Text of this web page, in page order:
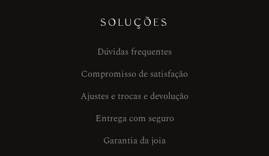
SOLUÇÕES
Dúvidas frequentes
Compromisso de satisfação
Ajustes e trocas e devolução
Entrega com seguro
Garantia da joia